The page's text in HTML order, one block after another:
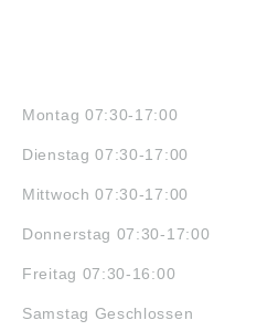
Montag 07:30-17:00
Dienstag 07:30-17:00
Mittwoch 07:30-17:00
Donnerstag 07:30-17:00
Freitag 07:30-16:00
Samstag Geschlossen